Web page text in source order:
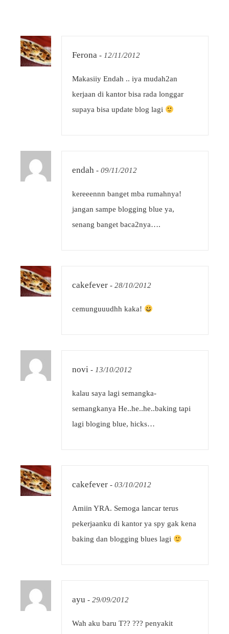
Ferona - 12/11/2012
Makasiiy Endah .. iya mudah2an
kerjaan di kantor bisa rada longgar
supaya bisa update blog lagi
endah - 09/11/2012
kereeennn banget mba rumahnya!
jangan sampe blogging blue ya,
senang banget baca2nya….
cakefever - 28/10/2012
cemunguuudhh kaka!
novi - 13/10/2012
kalau saya lagi semangka-
semangkanya He..he..he..baking tapi
lagi bloging blue, hicks…
cakefever - 03/10/2012
Amiin YRA. Semoga lancar terus
pekerjaanku di kantor ya spy gak kena
baking dan blogging blues lagi
ayu - 29/09/2012
Wah aku baru T?? ??? penyakit